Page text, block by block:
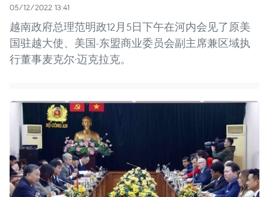
05/12/2022 13:41
越南政府总理范明政12月5日下午在河内会见了原美
国驻越大使、美国-东盟商业委员会副主席兼区域执
行董事麦克尔·迈克拉克。